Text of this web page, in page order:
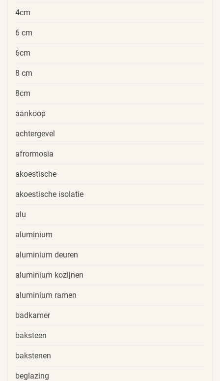
4cm
6 cm
6cm
8 cm
8cm
aankoop
achtergevel
afrormosia
akoestische
akoestische isolatie
alu
aluminium
aluminium deuren
aluminium kozijnen
aluminium ramen
badkamer
baksteen
bakstenen
beglazing